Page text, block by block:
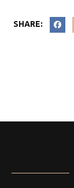
SHARE: